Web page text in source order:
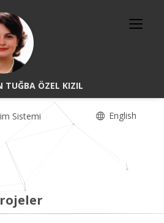
TUĞBA ÖZEL KIZIL
Sistemi English